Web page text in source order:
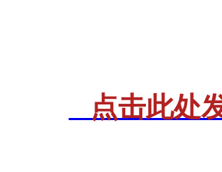
点击此处